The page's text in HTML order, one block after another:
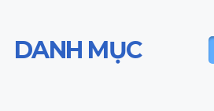
DANH MỤC